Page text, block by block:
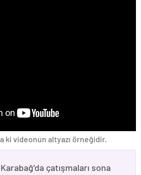
ki videonun altyazı örneğidir.
çatışmaları sona